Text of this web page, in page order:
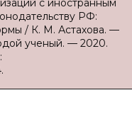
с иностранным
РФ:
/ К. М. Астахова. —
ученый. — 2020.